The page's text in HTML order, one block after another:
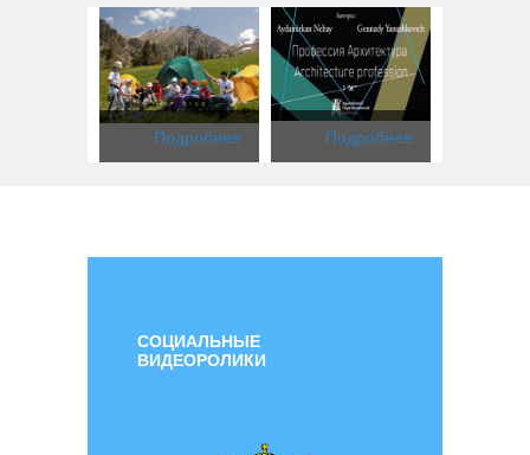
Подробнее Подробнее
СОЦИАЛЬНЫЕ
ВИДЕОРОЛИКИ